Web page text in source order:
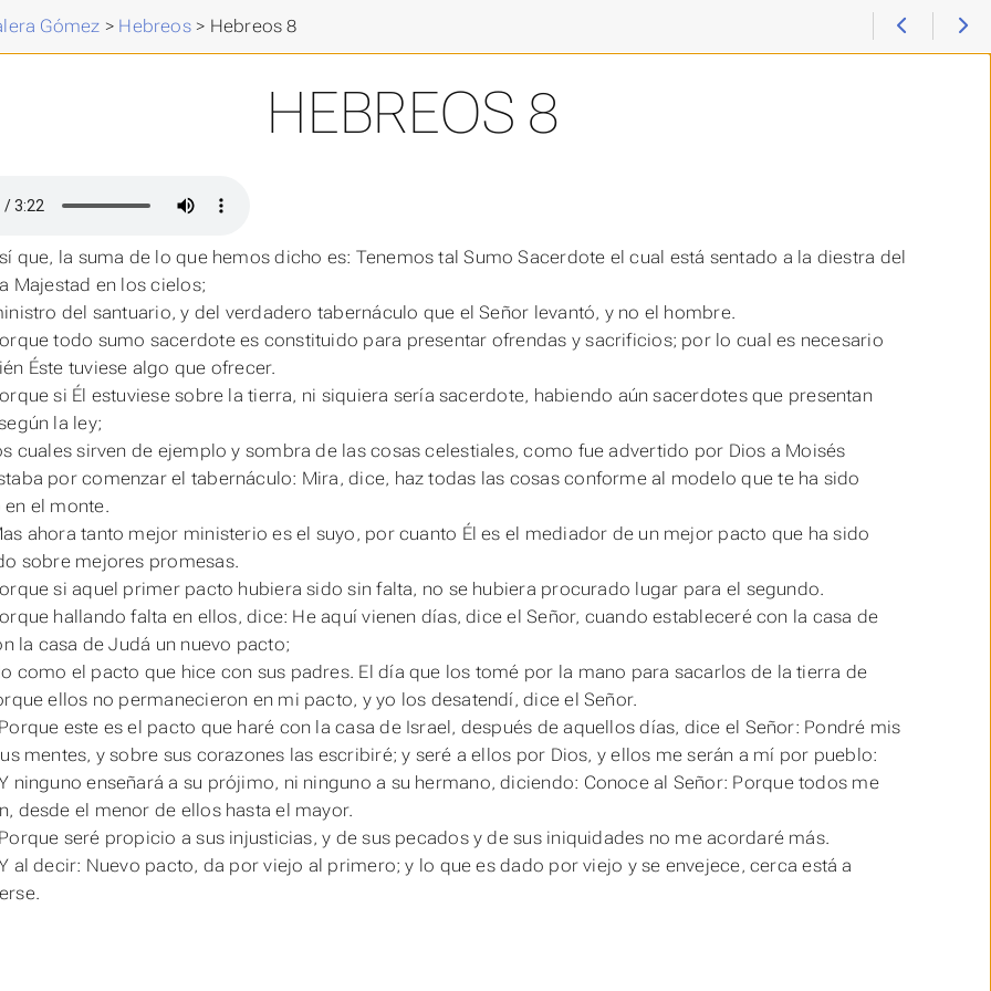
Gómez > Hebreos> Hebreos 8
HEBREOS 8
que, la suma de lo que hemos dicho es: Tenemos tal Sumo Sacerdote el cual está sentado a la diestra del
Majestad en los cielos;
del santuario, y del verdadero tabernáculo que el Señor levantó, y no el hombre.
todo sumo sacerdote es constituido para presentar ofrendas y sacrificios; por lo cual es necesario
Éste tuviese algo que ofrecer.
si Él estuviese sobre la tierra, ni siquiera sería sacerdote, habiendo aún sacerdotes que presentan
la ley;
cuales sirven de ejemplo y sombra de las cosas celestiales, como fue advertido por Dios a Moisés
por comenzar el tabernáculo: Mira, dice, haz todas las cosas conforme al modelo que te ha sido
el monte.
ahora tanto mejor ministerio es el suyo, por cuanto Él es el mediador de un mejor pacto que ha sido
sobre mejores promesas.
si aquel primer pacto hubiera sido sin falta, no se hubiera procurado lugar para el segundo.
hallando falta en ellos, dice: He aquí vienen días, dice el Señor, cuando estableceré con la casa de
la casa de Judá un nuevo pacto;
como el pacto que hice con sus padres. El día que los tomé por la mano para sacarlos de la tierra de
ellos no permanecieron en mi pacto, y yo los desatendí, dice el Señor.
este es el pacto que haré con la casa de Israel, después de aquellos días, dice el Señor: Pondré mis
mentes, y sobre sus corazones las escribiré; y seré a ellos por Dios, y ellos me serán a mí por pueblo:
ninguno enseñará a su prójimo, ni ninguno a su hermano, diciendo: Conoce al Señor: Porque todos me
desde el menor de ellos hasta el mayor.
seré propicio a sus injusticias, y de sus pecados y de sus iniquidades no me acordaré más.
al decir: Nuevo pacto, da por viejo al primero; y lo que es dado por viejo y se envejece, cerca está a